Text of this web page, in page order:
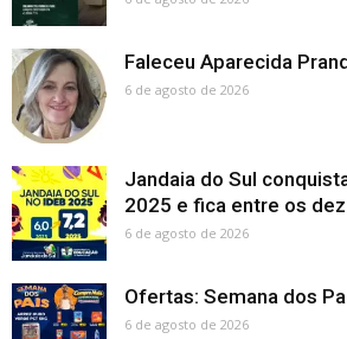
Faleceu Aparecida
6 de agosto de 2026
Jandaia do Sul
2025 e fica entre os
6 de agosto de 2026
Ofertas: Semana dos
6 de agosto de 2026